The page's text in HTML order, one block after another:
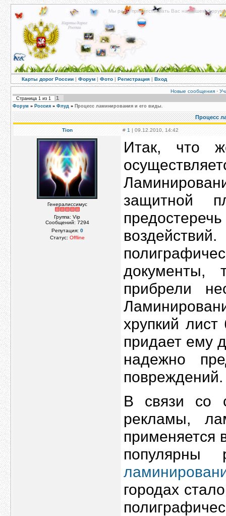
Мы рады приветствовать Вас на нашем
Карты дорог России | Форум | Фото | Регистрация | Вход
Новые сообщения·
Страница 1 из 1 1
Форум » Россия » Флуд » Процесс ламинирования и его виды.
Процесс
Tion # 1 | 09.12.2010, 14:42
Генералиссимус
Группа: Vip
Сообщений: 7294
Репутация: 0
Статус: Offline
Итак, что
защитной
документы,
прибрели
хрупкий
придает ему
надежно
повреждений.
В связи со
рекламы,
применяется
городах